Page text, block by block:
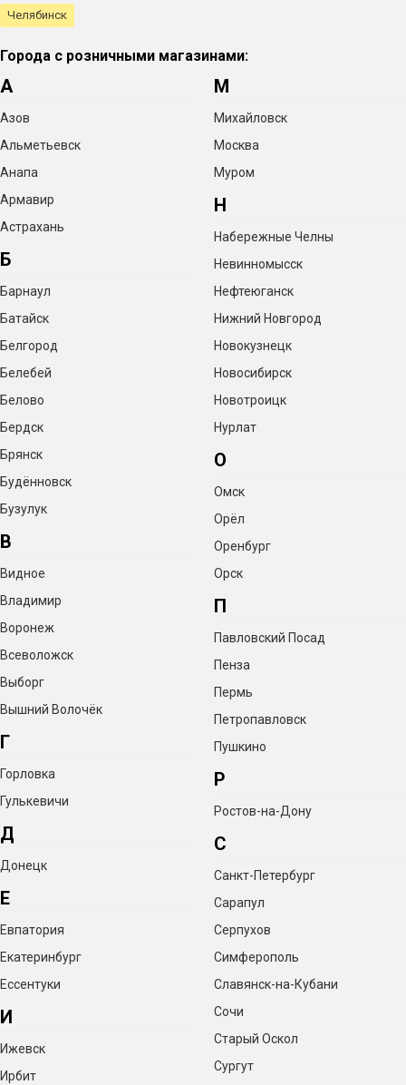
Челябинск
Города с розничными магазинами:
А
Азов
Альметьевск
Анапа
Армавир
Астрахань
Б
Барнаул
Батайск
Белгород
Белебей
Белово
Бердск
Брянск
Будённовск
Бузулук
В
Видное
Владимир
Воронеж
Всеволожск
Выборг
Вышний Волочёк
Г
Горловка
Гулькевичи
Д
Донецк
Е
Евпатория
Екатеринбург
Ессентуки
И
Ижевск
Ирбит
М
Михайловск
Москва
Муром
Н
Набережные Челны
Невинномысск
Нефтеюганск
Нижний Новгород
Новокузнецк
Новосибирск
Новотроицк
Нурлат
О
Омск
Орёл
Оренбург
Орск
П
Павловский Посад
Пенза
Пермь
Петропавловск
Пушкино
Р
Ростов-на-Дону
С
Санкт-Петербург
Сарапул
Серпухов
Симферополь
Славянск-на-Кубани
Сочи
Старый Оскол
Сургут